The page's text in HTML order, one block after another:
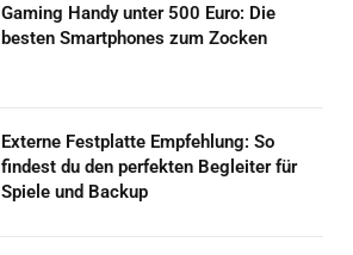
Gaming Handy unter 500 Euro: Die
besten Smartphones zum Zocken
Externe Festplatte Empfehlung: So
findest du den perfekten Begleiter für
Spiele und Backup